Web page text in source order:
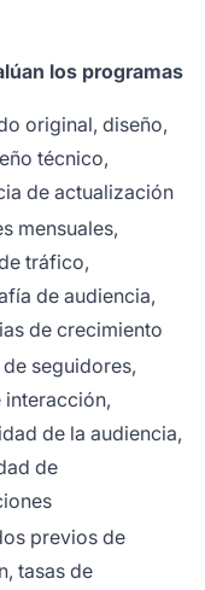
los programas
original, diseño,
técnico,
de actualización
mensuales,
tráfico,
de audiencia,
de crecimiento
seguidores,
interacción,
de la audiencia,
de
previos de
tasas de